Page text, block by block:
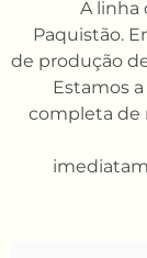
A linha
Paquistão.
de produção
Estamos
completa de